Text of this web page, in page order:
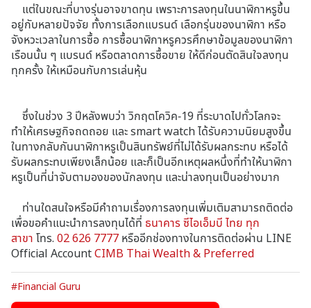
แต่ในขณะที่บางรุ่นอาจขาดทุน เพราะการลงทุนในนาฬิกาหรูขึ้น
อยู่กับหลายปัจจัย ทั้งการเลือกแบรนด์ เลือกรุ่นของนาฬิกา หรือ
จังหวะเวลาในการซื้อ การซื้อนาฬิกาหรูควรศึกษาข้อมูลของนาฬิกา
เรือนนั้น ๆ แบรนด์ หรือตลาดการซื้อขาย ให้ดีก่อนตัดสินใจลงทุน
ทุกครั้ง ให้เหมือนกับการเล่นหุ้น
ซึ่งในช่วง 3 ปีหลังพบว่า วิกฤตโควิค-19 ที่ระบาดไปทั่วโลกจะ
ทำให้เศรษฐกิจถดถอย และ smart watch ได้รับความนิยมสูงขึ้น
ในทางกลับกันนาฬิกาหรูเป็นสินทรัพย์ที่ไม่ได้รับผลกระทบ หรือได้
รับผลกระทบเพียงเล็กน้อย และก็เป็นอีกเหตุผลหนึ่งที่ทำให้นาฬิกา
หรูเป็นที่น่าจับตามองของนักลงทุน และน่าลงทุนเป็นอย่างมาก
ท่านใดสนใจหรือมีคำถามเรื่องการลงทุนเพิ่มเติมสามารถติดต่อ
เพื่อขอคำแนะนำการลงทุนได้ที่ ธนาคาร ซีไอเอ็มบี ไทย ทุก
สาขา โทร. 02 626 7777 หรืออีกช่องทางในการติดต่อผ่าน LINE
Official AccountCIMB Thai Wealth & Preferred
#Financial Guru